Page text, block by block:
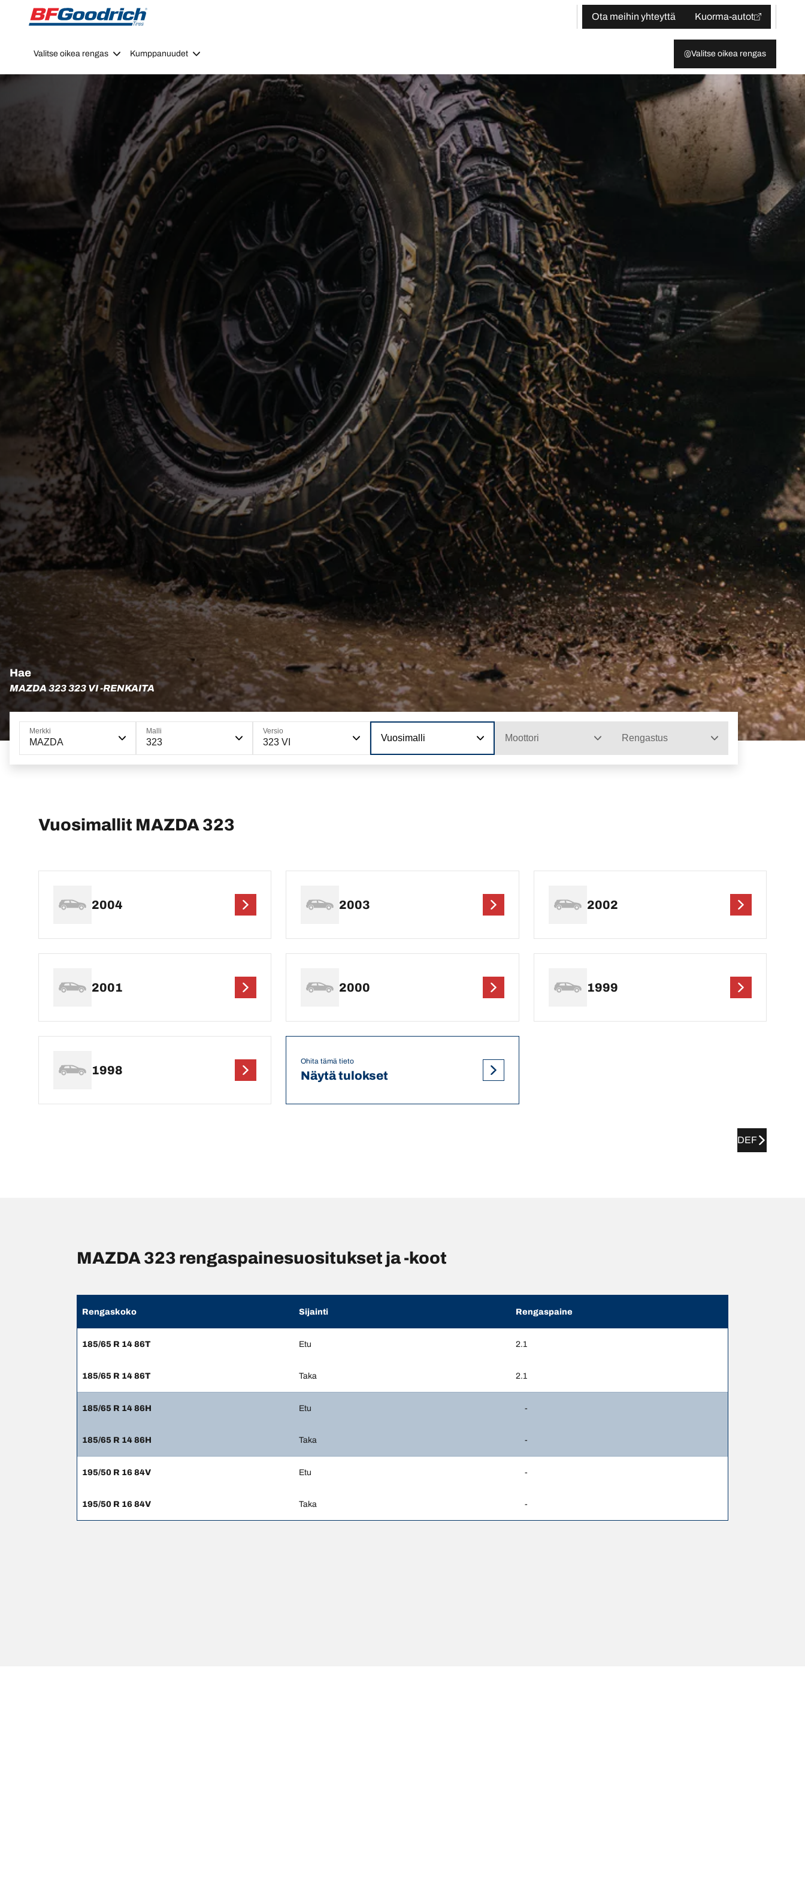
Go to page content
Go to page navigation
Ota meihin yhteyttä
Kuorma-autot
Valitse oikea rengas Kumppanuudet Valitse oikea rengas
Hae
MAZDA 323 323 VI -RENKAITA
Merkki
MAZDA
Malli
323
Versio
323 VI Vuosimalli Moottori Rengastus
Vuosimallit MAZDA 323
2004 2003 2002
2001 2000 1999
1998
Ohita tämä tieto
Näytä tulokset
DEF
MAZDA 323 rengaspainesuositukset ja -koot
Rengaskoko Sijainti Rengaspaine
185/65 R 14 86T Etu 2.1
185/65 R 14 86T Taka 2.1
185/65 R 14 86H Etu -
185/65 R 14 86H Taka -
195/50 R 16 84V Etu -
195/50 R 16 84V Taka -